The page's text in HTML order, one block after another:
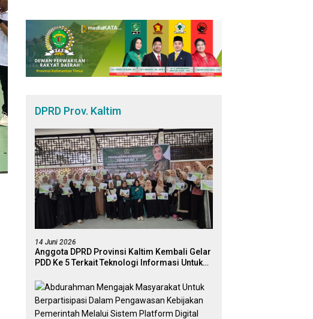
DPRD Prov. Kaltim
14 Juni 2026
Anggota DPRD Provinsi Kaltim Kembali Gelar
PDD Ke 5 Terkait Teknologi Informasi Untuk
Demokrasi Daerah